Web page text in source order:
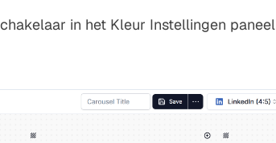
in het Kleur Instellingen paneel